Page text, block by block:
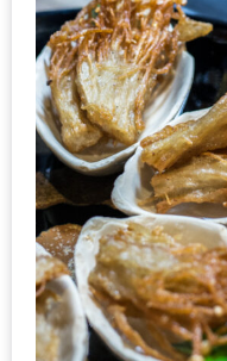
ฟรี
3
รางวัล
วัน
แม่
สุด
พิเศษ
โปร
โม
ชั่น